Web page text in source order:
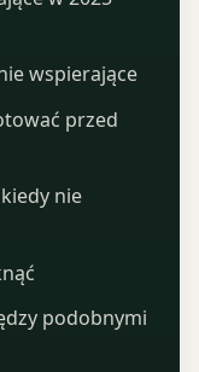
wspierające
przed
nie
podobnymi